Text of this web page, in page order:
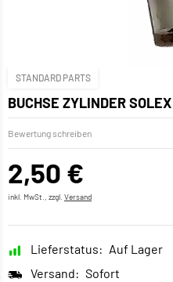
STANDARD PARTS
BUCHSE ZYLINDER SOLEX
Bewertung schreiben
2,50 €
inkl. MwSt., zzgl. Versand
Lieferstatus: Auf Lager
Versand: Sofort